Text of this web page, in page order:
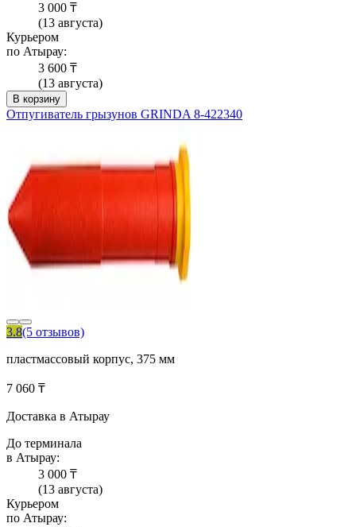
3 000 ₸
(13 августа)
Курьером
по Атырау:
3 600 ₸
(13 августа)
В корзину
Отпугиватель грызунов GRINDA 8-422340
3.8(5 отзывов)
пластмассовый корпус, 375 мм
7 060 ₸
Доставка в Атырау
До терминала
в Атырау:
3 000 ₸
(13 августа)
Курьером
по Атырау: